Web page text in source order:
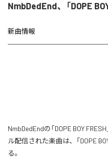
NmbDedEnd、「DOPE
新曲情報
NmbDedEndの「DOPE BOY
ル配信された楽曲は、「DOPE
る。